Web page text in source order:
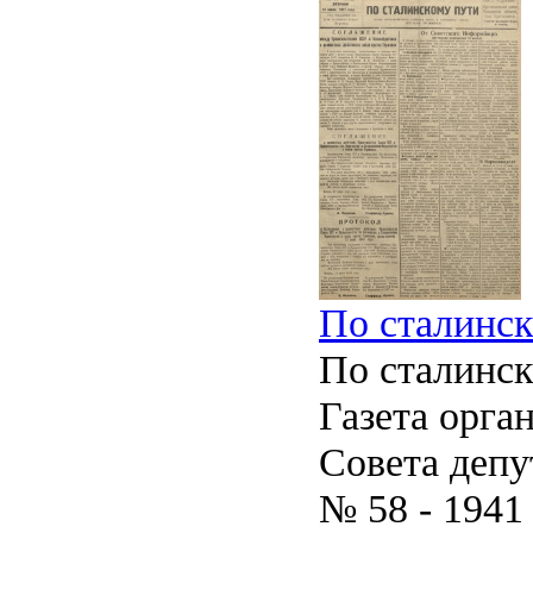
По
По
Газета
Совета
№ 58 - 1941